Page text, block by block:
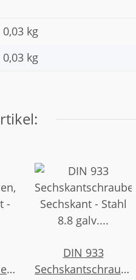
0,03 kg
0,03 kg
DIN 933
Sechskantschrauben,